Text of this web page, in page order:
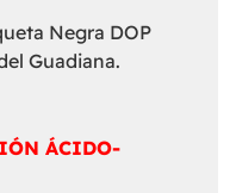
Negra DOP
Guadiana.
ÁCIDO-